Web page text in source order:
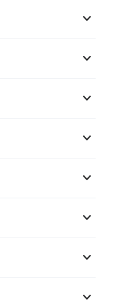
keyboard_arrow_down
keyboard_arrow_down
keyboard_arrow_down
keyboard_arrow_down
keyboard_arrow_down
keyboard_arrow_down
keyboard_arrow_down
keyboard_arrow_down